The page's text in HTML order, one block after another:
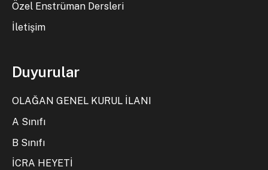
Özel Enstrüman Dersleri
İletişim
Duyurular
OLAĞAN GENEL KURUL İLANI
A Sınıfı
B Sınıfı
İCRA HEYETİ